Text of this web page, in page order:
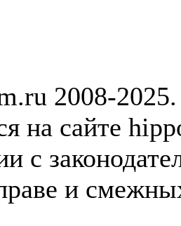
2008-
на сайте
с
и